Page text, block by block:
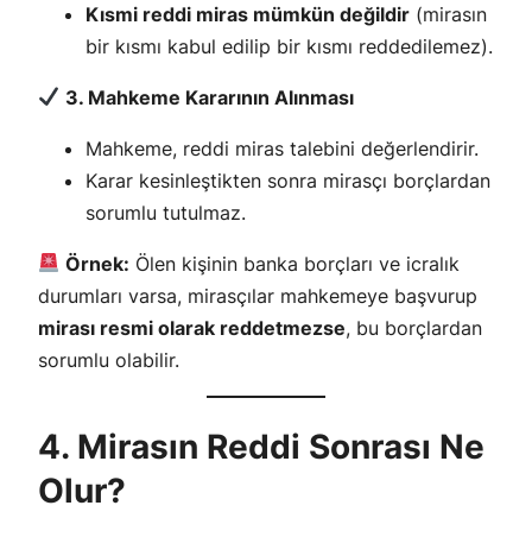
Kısmi reddi miras mümkün değildir (mirasın
bir kısmı kabul edilip bir kısmı reddedilemez).
3. Mahkeme Kararının Alınması
Mahkeme, reddi miras talebini değerlendirir.
Karar kesinleştikten sonra mirasçı borçlardan
sorumlu tutulmaz.
Örnek: Ölen kişinin banka borçları ve icralık
durumları varsa, mirasçılar mahkemeye başvurup
mirası resmi olarak reddetmezse, bu borçlardan
sorumlu olabilir.
4. Mirasın Reddi Sonrası Ne
Olur?